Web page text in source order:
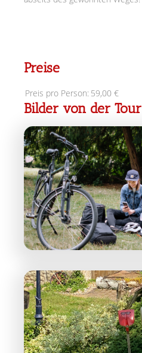
Preise
Preis pro Person: 59,00 €
Bilder von der Tour